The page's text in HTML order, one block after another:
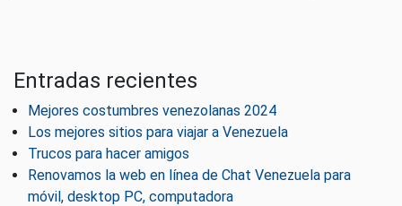
Entradas recientes
Mejores costumbres venezolanas 2024
Los mejores sitios para viajar a Venezuela
Trucos para hacer amigos
Renovamos la web en línea de Chat Venezuela para
móvil, desktop PC, computadora